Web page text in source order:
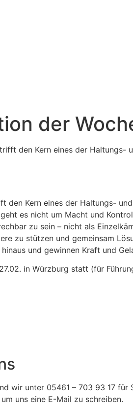
der
den Kern eines der Haltungs-
Kern eines der Haltungs-
es nicht um Macht und
zu sein – nicht als
zu stützen und gemeinsam
und gewinnen Kraft und
in Würzburg statt (für
wir unter 05461 – 703 93 17 für
uns eine E-Mail zu schreiben.